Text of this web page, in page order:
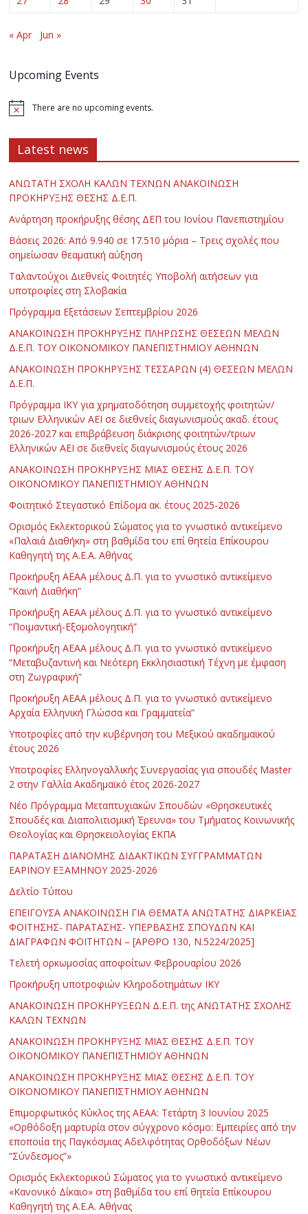
« Apr Jun »
Upcoming Events
There are no upcoming events.
Latest news
ΑΝΩΤΑΤΗ ΣΧΟΛΗ ΚΑΛΩΝ ΤΕΧΝΩΝ ΑΝΑΚΟΙΝΩΣΗ
ΠΡΟΚΗΡΥΞΗΣ ΘΕΣΗΣ Δ.Ε.Π.
Ανάρτηση προκήρυξης θέσης ΔΕΠ του Ιονίου Πανεπιστημίου
Βάσεις 2026: Από 9.940 σε 17.510 μόρια – Τρεις σχολές που
σημείωσαν θεαματική αύξηση
Ταλαντούχοι Διεθνείς Φοιτητές: Υποβολή αιτήσεων για
υποτροφίες στη Σλοβακία
Πρόγραμμα Εξετάσεων Σεπτεμβρίου 2026
ΑΝΑΚΟΙΝΩΣΗ ΠΡΟΚΗΡΥΞΗΣ ΠΛΗΡΩΣΗΣ ΘΕΣΕΩΝ ΜΕΛΩΝ
Δ.Ε.Π. ΤΟΥ ΟΙΚΟΝΟΜΙΚΟΥ ΠΑΝΕΠΙΣΤΗΜΙΟΥ ΑΘΗΝΩΝ
ΑΝΑΚΟΙΝΩΣΗ ΠΡΟΚΗΡΥΞΗΣ ΤΕΣΣΑΡΩΝ (4) ΘΕΣΕΩΝ ΜΕΛΩΝ
Δ.Ε.Π.
Πρόγραμμα ΙΚΥ για χρηματοδότηση συμμετοχής φοιτητών/
τριων Ελληνικών ΑΕΙ σε διεθνείς διαγωνισμούς ακαδ. έτους
2026-2027 και επιβράβευση διάκρισης φοιτητών/τριων
Ελληνικών ΑΕΙ σε διεθνείς διαγωνισμούς έτους 2026
ΑΝΑΚΟΙΝΩΣΗ ΠΡΟΚΗΡΥΞΗΣ ΜΙΑΣ ΘΕΣΗΣ Δ.Ε.Π. ΤΟΥ
ΟΙΚΟΝΟΜΙΚΟΥ ΠΑΝΕΠΙΣΤΗΜΙΟΥ ΑΘΗΝΩΝ
Φοιτητικό Στεγαστικό Επίδομα ακ. έτους 2025-2026
Ορισμός Εκλεκτορικού Σώματος για το γνωστικό αντικείμενο
«Παλαιά Διαθήκη» στη βαθμίδα του επί θητεία Επίκουρου
Καθηγητή της Α.Ε.Α. Αθήνας
Προκήρυξη ΑΕΑΑ μέλους Δ.Π. για το γνωστικό αντικείμενο
“Καινή Διαθήκη”
Προκήρυξη ΑΕΑΑ μέλους Δ.Π. για το γνωστικό αντικείμενο
“Ποιμαντική-Εξομολογητική”
Προκήρυξη ΑΕΑΑ μέλους Δ.Π. για το γνωστικό αντικείμενο
“Μεταβυζαντινή και Νεότερη Εκκλησιαστική Τέχνη με έμφαση
στη Ζωγραφική”
Προκήρυξη ΑΕΑΑ μέλους Δ.Π. για το γνωστικό αντικείμενο
Αρχαία Ελληνική Γλώσσα και Γραμματεία”
Υποτροφίες από την κυβέρνηση του Μεξικού ακαδημαϊκού
έτους 2026
Υποτροφίες Ελληνογαλλικής Συνεργασίας για σπουδές Master
2 στην Γαλλία Ακαδημαϊκό έτος 2026-2027
Νέο Πρόγραμμα Μεταπτυχιακών Σπουδών «Θρησκευτικές
Σπουδές και Διαπολιτισμική Έρευνα» του Τμήματος Κοινωνικής
Θεολογίας και Θρησκειολογίας ΕΚΠΑ
ΠΑΡΑΤΑΣΗ ΔΙΑΝΟΜΗΣ ΔΙΔΑΚΤΙΚΩΝ ΣΥΓΓΡΑΜΜΑΤΩΝ
ΕΑΡΙΝΟΥ ΕΞΑΜΗΝΟΥ 2025-2026
Δελτίο Τύπου
ΕΠΕΙΓΟΥΣΑ ΑΝΑΚΟΙΝΩΣΗ ΓΙΑ ΘΕΜΑΤΑ ΑΝΩΤΑΤΗΣ ΔΙΑΡΚΕΙΑΣ
ΦΟΙΤΗΣΗΣ- ΠΑΡΑΤΑΣΗΣ- ΥΠΕΡΒΑΣΗΣ ΣΠΟΥΔΩΝ ΚΑΙ
ΔΙΑΓΡΑΦΩΝ ΦΟΙΤΗΤΩΝ – [ΑΡΘΡΟ 130, Ν.5224/2025]
Τελετή ορκωμοσίας αποφοίτων Φεβρουαρίου 2026
Προκήρυξη υποτροφιών Κληροδοτημάτων ΙΚΥ
ΑΝΑΚΟΙΝΩΣΗ ΠΡΟΚΗΡΥΞΕΩΝ Δ.Ε.Π. της ΑΝΩΤΑΤΗΣ ΣΧΟΛΗΣ
ΚΑΛΩΝ ΤΕΧΝΩΝ
ΑΝΑΚΟΙΝΩΣΗ ΠΡΟΚΗΡΥΞΗΣ ΜΙΑΣ ΘΕΣΗΣ Δ.Ε.Π. ΤΟΥ
ΟΙΚΟΝΟΜΙΚΟΥ ΠΑΝΕΠΙΣΤΗΜΙΟΥ ΑΘΗΝΩΝ
ΑΝΑΚΟΙΝΩΣΗ ΠΡΟΚΗΡΥΞΗΣ ΜΙΑΣ ΘΕΣΗΣ Δ.Ε.Π. ΤΟΥ
ΟΙΚΟΝΟΜΙΚΟΥ ΠΑΝΕΠΙΣΤΗΜΙΟΥ ΑΘΗΝΩΝ
Επιμορφωτικός Κύκλος της ΑΕΑΑ: Τετάρτη 3 Ιουνίου 2025
«Ορθόδοξη μαρτυρία στον σύγχρονο κόσμο: Εμπειρίες από την
εποποιία της Παγκόσμιας Αδελφότητας Ορθοδόξων Νέων
“Σύνδεσμος”»
Ορισμός Εκλεκτορικού Σώματος για το γνωστικό αντικείμενο
«Κανονικό Δίκαιο» στη βαθμίδα του επί θητεία Επίκουρου
Καθηγητή της Α.Ε.Α. Αθήνας